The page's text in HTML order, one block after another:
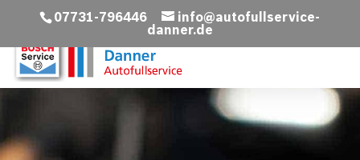
07731-796446
info@autofullservice-
danner.de